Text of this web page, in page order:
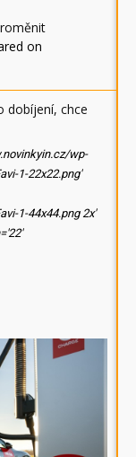
on
dobíjení, chce
wp-
1-22x22.png'
1-44x44.png 2x'